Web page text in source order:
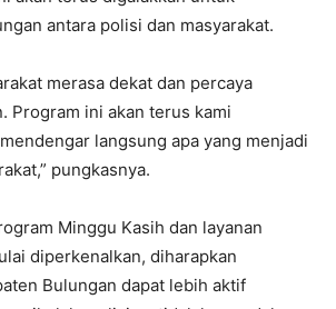
antara polisi dan masyarakat.
merasa dekat dan percaya
Program ini akan terus kami
langsung apa yang menjadi
pungkasnya.
Minggu Kasih dan layanan
diperkenalkan, diharapkan
Bulungan dapat lebih aktif